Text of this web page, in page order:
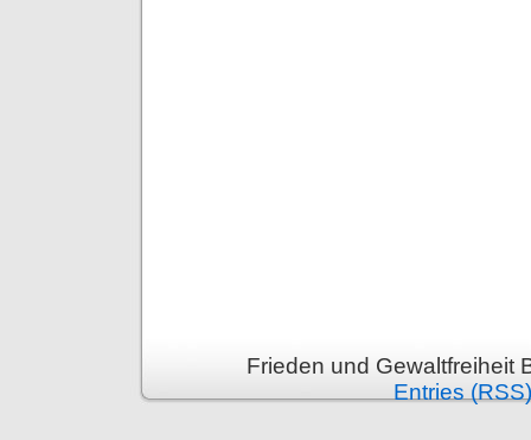
Frieden und Gewaltfreiheit
Entries (RSS)